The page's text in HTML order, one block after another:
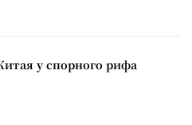
у спорного рифа